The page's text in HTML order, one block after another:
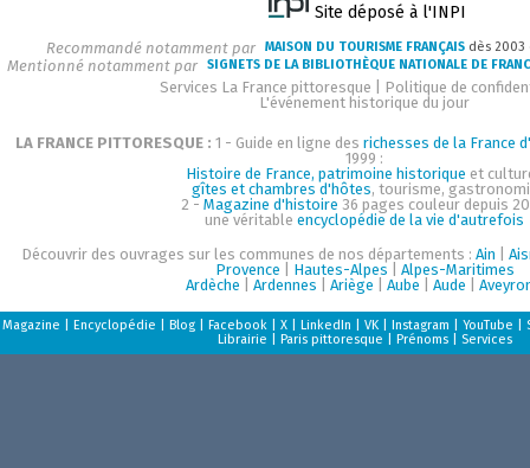
Site déposé à l'INPI
Recommandé notamment par MAISON DU TOURISME FRANÇAIS dès
Mentionné notamment par SIGNETS DE LA BIBLIOTHÈQUE NATIONALE DE
Services La France pittoresque
Politique de
L'événement historique du jour
LA FRANCE PITTORESQUE : 1 - Guide en ligne des richesses de la France
1999 :
Histoire de France, patrimoine historique et
gîtes et chambres d'hôtes, tourisme,
2 - Magazine d'histoire 36 pages couleur depuis
une véritable encyclopédie de la vie d'autrefois
Découvrir des ouvrages sur les communes de nos départements : Ain
Provence
Hautes-Alpes
Alpes-Maritimes
Ardèche
Ardennes Ariège Aube Aude
Magazine Encyclopédie Blog| Facebook| X| LinkedIn VK| Instagram YouTube
Librairie
Paris pittoresque Prénoms| Services